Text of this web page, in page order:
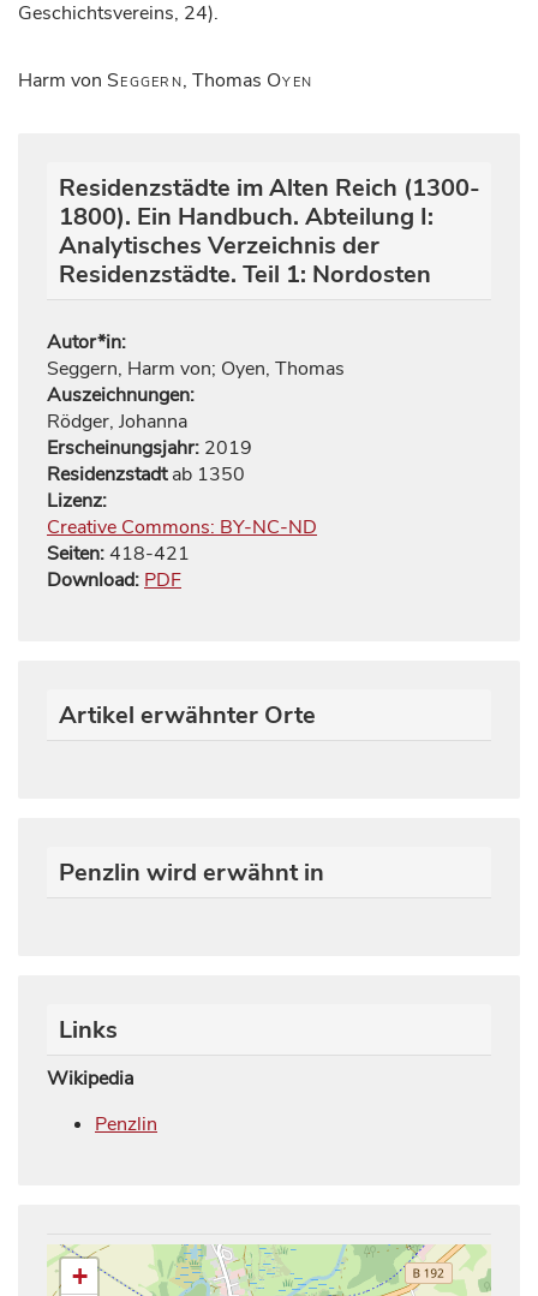
Geschichtsvereins, 24).
Harm von Seggern, Thomas Oyen
Residenzstädte im Alten Reich (1300-
1800). Ein Handbuch. Abteilung I:
Analytisches Verzeichnis der
Residenzstädte. Teil 1: Nordosten
Autor*in:
Seggern, Harm von; Oyen, Thomas
Auszeichnungen:
Rödger, Johanna
Erscheinungsjahr: 2019
Residenzstadtab 1350
Lizenz:
Creative Commons: BY-NC-ND
Seiten:418-421
Download: PDF
Artikel erwähnter Orte
Penzlin wird erwähnt in
Links
Wikipedia
Penzlin
+